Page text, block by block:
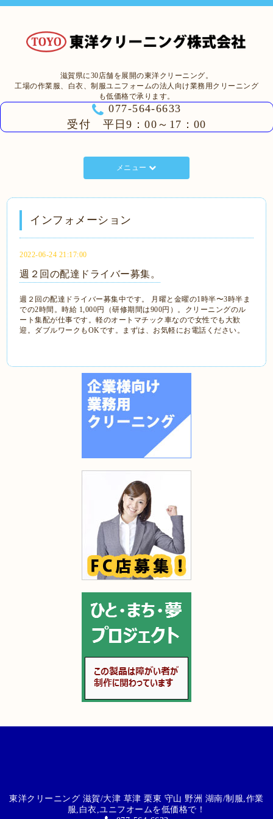
滋賀県に30店舗を展開の東洋クリーニング。
工場の作業服、白衣、制服ユニフォームの法人向け業務用クリーニング
も低価格で承ります。
077-564-6633
受付 平日9：00～17：00
メニュー
インフォメーション
2022-06-24 21:17:00
週２回の配達ドライバー募集。
週２回の配達ドライバー募集中です。 月曜と金曜の1時半〜3時半ま
での2時間。時給 1,000円（研修期間は900円）。クリーニングのル
ート集配が仕事です。軽のオートマチック車なので女性でも大歓
迎。ダブルワークもOKです。まずは、お気軽にお電話ください。
東洋クリーニング 滋賀/大津 草津 栗東 守山 野洲 湖南/制服,作業
服,白衣,ユニフオームを低価格で！